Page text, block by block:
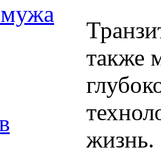
также